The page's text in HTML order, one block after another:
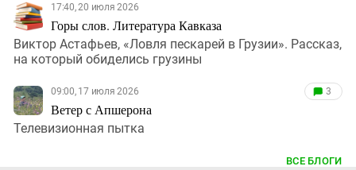
17:40, 20 июля 2026
Горы слов. Литература Кавказа
Виктор Астафьев, «Ловля пескарей в Грузии». Рассказ,
на который обиделись грузины
09:00, 17 июля 2026
Ветер с Апшерона
3
Телевизионная пытка
ВСЕ БЛОГИ